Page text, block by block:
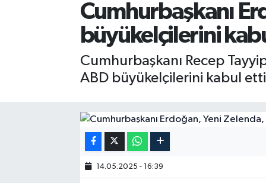
Cumhurbaşkanı
büyükelçilerini
Cumhurbaşkanı Recep
ABD büyükelçilerini kabul
14.05.2025 - 16:39